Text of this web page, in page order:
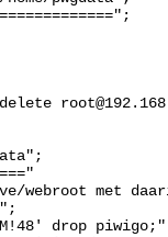
delete
webroot met
drop